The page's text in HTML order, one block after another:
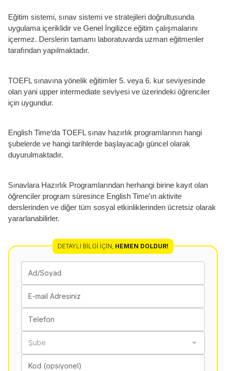
Eğitim sistemi, sınav sistemi ve stratejileri doğrultusunda
uygulama içeriklidir ve Genel İngilizce eğitim çalışmalarını
içermez. Derslerin tamamı laboratuvarda uzman eğitmenler
tarafından yapılmaktadır.
TOEFL sınavına yönelik eğitimler 5. veya 6. kur seviyesinde
olan yani upper intermediate seviyesi ve üzerindeki öğrenciler
için uygundur.
English Time‘da TOEFL sınav hazırlık programlarının hangi
şubelerde ve hangi tarihlerde başlayacağı güncel olarak
duyurulmaktadır.
Sınavlara Hazırlık Programlarından herhangi birine kayıt olan
öğrenciler program süresince English Time’ın aktivite
derslerinden ve diğer tüm sosyal etkinliklerinden ücretsiz olarak
yararlanabilirler.
DETAYLI BILGI İÇIN, HEMEN DOLDUR!
Ad/Soyad
E-mail Adresiniz
Telefon
Şube
Kod (opsiyonel)